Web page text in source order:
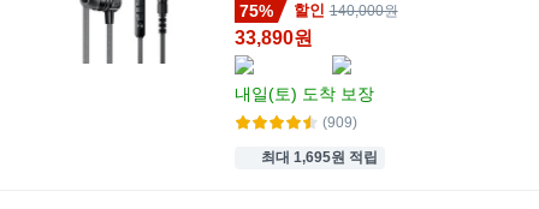
75%
할인 140,000원
33,890원
내일(토) 도착 보장
(909)
최대 1,695원 적립